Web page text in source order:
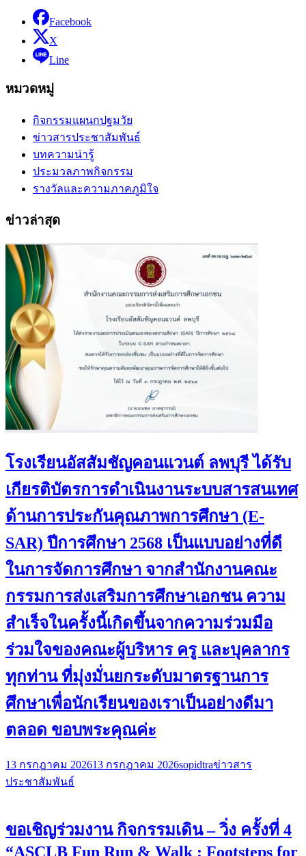
Facebook
X
Line
หมวดหมู่
กิจกรรมแผนกปฐมวัย
ข่าวสารประชาสัมพันธ์
บทความน่ารู้
ประมวลภาพกิจกรรม
รางวัลและความภาคภูมิใจ
ข่าวล่าสุด
โรงเรียนอัสสัมชัญคอนแวนต์ ลพบุรี ได้รับ
เกียรติบัตรการดำเนินงานระบบสารสนเทศ
ด้านการประกันคุณภาพการศึกษา (E-
SAR) ปีการศึกษา 2568 เป็นแบบอย่างที่ดี
ในการจัดการศึกษา จากสำนักงานคณะ
กรรมการส่งเสริมการศึกษาเอกชน ความ
สำเร็จในครั้งนี้เกิดขึ้นจากความร่วมมือ
ร่วมใจของคณะผู้บริหาร ครู และบุคลากร
ทุกท่าน ที่มุ่งมั่นยกระดับมาตรฐานการ
ศึกษาเพื่อนักเรียนของเราเป็นอย่างดีมา
ตลอด ขอบพระคุณค่ะ
13 กรกฎาคม 202613 กรกฎาคม 2026sopidtraข่าวสาร
ประชาสัมพันธ์
ขอเชิญร่วมงาน กิจกรรมเดิน – วิ่ง ครั้งที่ 4
“ASCLB Fun Run & Walk : Footsteps for